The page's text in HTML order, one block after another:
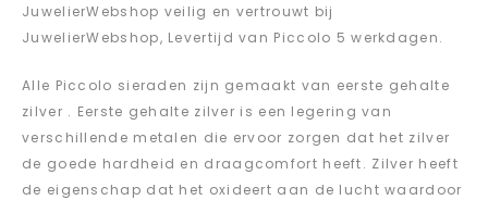
JuwelierWebshop veilig en vertrouwt bij
JuwelierWebshop, Levertijd van Piccolo 5 werkdagen.
Alle Piccolo sieraden zijn gemaakt van eerste gehalte
zilver . Eerste gehalte zilver is een legering van
verschillende metalen die ervoor zorgen dat het zilver
de goede hardheid en draagcomfort heeft. Zilver heeft
de eigenschap dat het oxideert aan de lucht waardoor